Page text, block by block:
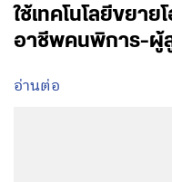
ใช้เทคโนโลยีขยา
อาชีพคนพิการ-ผู้
อ่านต่อ